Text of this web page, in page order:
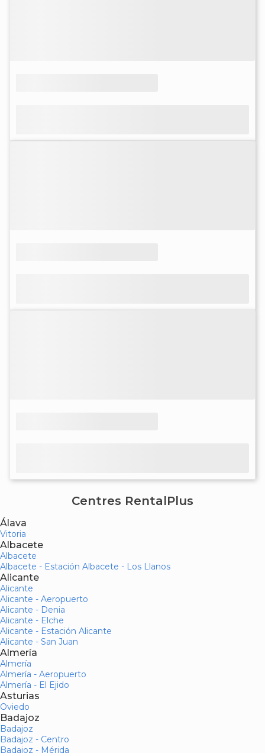
Centres RentalPlus
Álava
Vitoria
Albacete
Albacete
Albacete - Estación Albacete - Los Llanos
Alicante
Alicante
Alicante - Aeropuerto
Alicante - Denia
Alicante - Elche
Alicante - Estación Alicante
Alicante - San Juan
Almería
Almería
Almería - Aeropuerto
Almería - El Ejido
Asturias
Oviedo
Badajoz
Badajoz
Badajoz - Centro
Badajoz - Mérida